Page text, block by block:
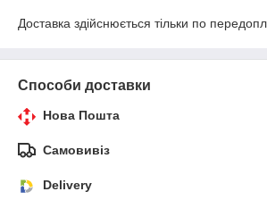
Доставка здійснюється тільки по
Способи доставки
Нова Пошта
Самовивіз
Delivery